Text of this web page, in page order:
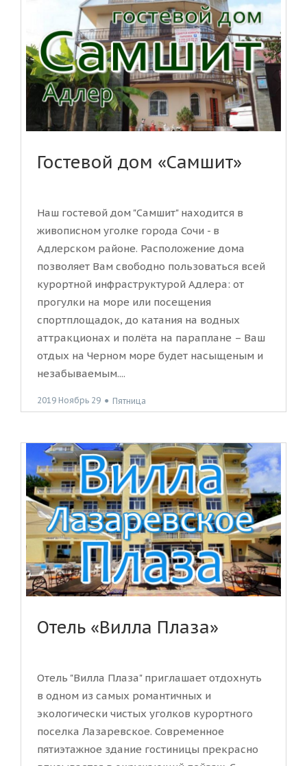
Гостевой дом «Самшит»
Наш гостевой дом "Самшит" находится в
живописном уголке города Сочи - в
Адлерском районе. Расположение дома
позволяет Вам свободно пользоваться всей
курортной инфраструктурой Адлера: от
прогулки на море или посещения
спортплощадок, до катания на водных
аттракционах и полёта на параплане – Ваш
отдых на Черном море будет насыщеным и
незабываемым....
2019 Ноябрь 29 ● Пятница
Отель «Вилла Плаза»
Отель "Вилла Плаза" приглашает отдохнуть
в одном из самых романтичных и
экологически чистых уголков курортного
поселка Лазаревское. Современное
пятиэтажное здание гостиницы прекрасно